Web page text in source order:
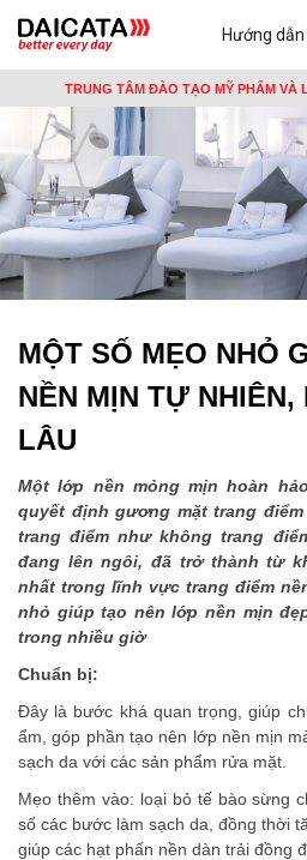
TRUNG TÂM ĐÀO TẠO MỸ PHẨM VÀ
Hướng dẫn
MỘT SỐ MẸO NHỎ
NỀN MỊN TỰ NHIÊN,
LÂU
Một lớp nền mỏng mịn hoàn
quyết định gương mặt trang
trang điểm như không trang
đang lên ngôi, đã trở thành từ
nhất trong lĩnh vực trang điểm
nhỏ giúp tạo nên lớp nền mịn
trong nhiều giờ
Chuẩn bị:
Đây là bước khá quan trọng, giúp
ẩm, góp phần tạo nên lớp nền mịn
sạch da với các sản phẩm rửa mặt.
Mẹo thêm vào: loại bỏ tế bào sừng
số các bước làm sạch da, đồng thời
giúp các hạt phấn nền dàn trải đồng